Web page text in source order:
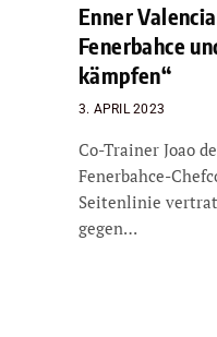
Enner
Fenerbahce
kämpfen“
3. APRIL 2023
Co-Trainer Joao
Fenerbahce-
Seitenlinie
gegen…